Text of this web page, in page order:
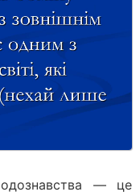
— це